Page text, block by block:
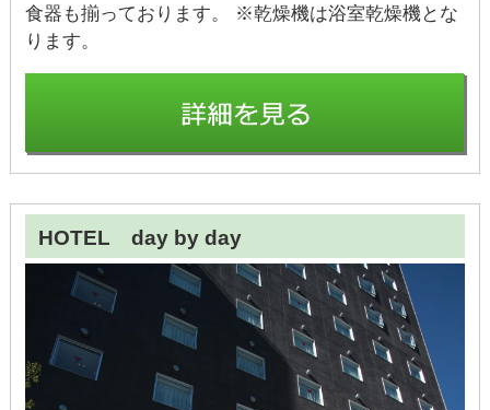
食器も揃っております。 ※乾燥機は浴室乾燥機とな
ります。
HOTEL day by day